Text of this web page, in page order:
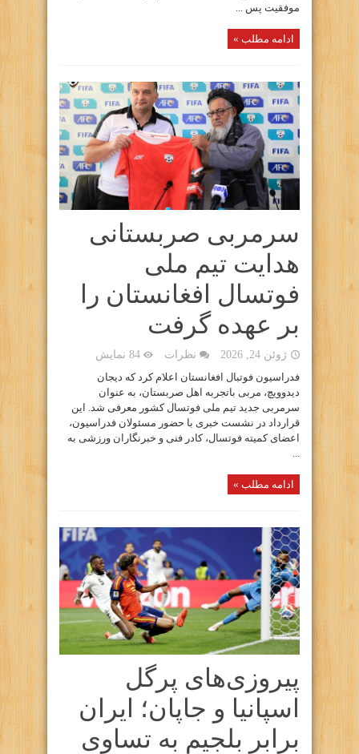
موفقیت پس ...
ادامه مطلب »
سرمربی صربستانی
هدایت تیم ملی
فوتسال افغانستان را
بر عهده گرفت
ژوئن 24, 2026 نظرات
84 نمایش
فدراسیون فوتبال افغانستان اعلام کرد که دیجان
دیدوویچ، مربی باتجربه اهل صربستان، به عنوان
سرمربی جدید تیم ملی فوتسال کشور معرفی شد. این
قرارداد در نشست خبری با حضور مسئولان فدراسیون،
اعضای کمیته فوتسال، کادر فنی و خبرنگاران ورزشی به
ادامه مطلب »
پیروزی‌های پرگل
اسپانیا و جاپان؛ ایران
برابر بلجیم به تساوی